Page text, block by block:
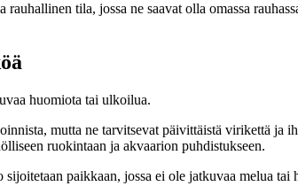
tila, jossa ne saavat olla omassa
huomiota tai ulkoilua.
mutta ne tarvitsevat päivittäistä virikettä ja
ruokintaan ja akvaarion puhdistukseen.
paikkaan, jossa ei ole jatkuvaa melua tai